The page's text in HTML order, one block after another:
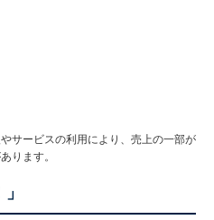
サービスの利用により、売上の一部が
ります。